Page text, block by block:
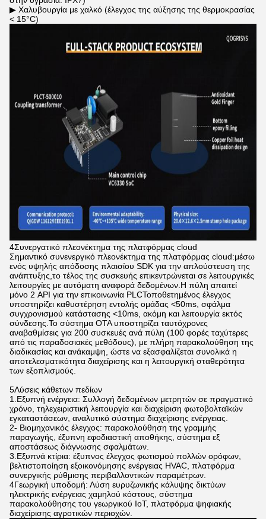
▶ Χαλυβουργία με χαλκό (έλεγχος της αύξησης της θερμοκρασίας
< 15°C)
4Συνεργατικό πλεονέκτημα της πλατφόρμας cloud
Σημαντικό συνενεργικό πλεονέκτημα της πλατφόρμας cloud:μέσω
ενός υψηλής απόδοσης πλαισίου SDK για την απλούστευση της
ανάπτυξης,το τέλος της συσκευής επικεντρώνεται σε λειτουργικές
λειτουργίες με αυτόματη αναφορά δεδομένων.Η πύλη απαιτεί
μόνο 2 API για την επικοινωνία PLCΤοποθετημένος έλεγχος
υποστηρίζει καθυστέρηση εντολής ομάδας <50ms, σφάλμα
συγχρονισμού κατάστασης <10ms, ακόμη και λειτουργία εκτός
σύνδεσης.Το σύστημα OTA υποστηρίζει ταυτόχρονες
αναβαθμίσεις για 200 συσκευές ανά πύλη (100 φορές ταχύτερες
από τις παραδοσιακές μεθόδους), με πλήρη παρακολούθηση της
διαδικασίας και ανάκαμψη, ώστε να εξασφαλίζεται συνολικά η
αποτελεσματικότητα διαχείρισης και η λειτουργική σταθερότητα
των εξοπλισμούς.
5Λύσεις κάθετων πεδίων
1.Εξυπνή ενέργεια: Συλλογή δεδομένων μετρητών σε πραγματικό
χρόνο, τηλεχειριστική λειτουργία και διαχείριση φωτοβολταϊκών
εγκαταστάσεων, αναλυτικό σύστημα διαχείρισης ενέργειας.
2- Βιομηχανικός έλεγχος: παρακολούθηση της γραμμής
παραγωγής, έξυπνη εφοδιαστική αποθήκης, σύστημα εξ
αποστάσεως διάγνωσης σφαλμάτων.
3.Εξυπνά κτίρια: έξυπνος έλεγχος φωτισμού πολλών ορόφων,
βελτιστοποίηση εξοικονόμησης ενέργειας HVAC, πλατφόρμα
συνεργικής ρύθμισης περιβαλλοντικών παραμέτρων.
4Γεωργική υποδομή: Λύση ευρυζωνικής κάλυψης δικτύων
ηλεκτρικής ενέργειας χαμηλού κόστους, σύστημα
παρακολούθησης του γεωργικού IoT, πλατφόρμα ψηφιακής
διαχείρισης αγροτικών περιοχών.